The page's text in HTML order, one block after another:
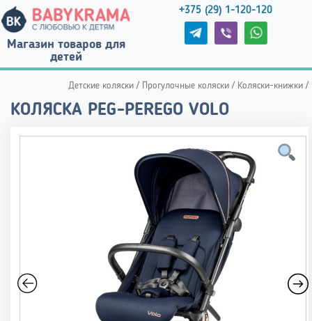
Магазин товаров для
детей
+375 (29) 1-120-120
Детские коляски / Прогулочные коляски / Коляски-книжки /
КОЛЯСКА PEG-PEREGO VOLO